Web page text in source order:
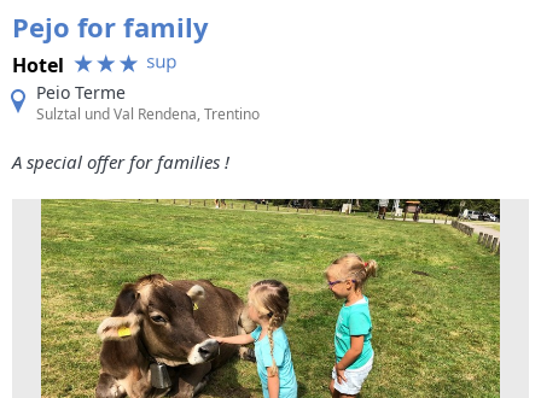
Pejo for family
Hotel
Peio Terme
Sulztal und Val Rendena, Trentino
A special offer for families !